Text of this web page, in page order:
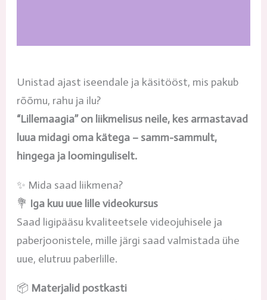
Unistad ajast iseendale ja käsitööst, mis pakub
rõõmu, rahu ja ilu?
“Lillemaagia” on liikmelisus neile, kes armastavad
luua midagi oma kätega – samm-sammult,
hingega ja loominguliselt.
✨ Mida saad liikmena?
💐 Iga kuu uue lille videokursus
Saad ligipääsu kvaliteetsele videojuhisele ja
paberjoonistele, mille järgi saad valmistada ühe
uue, elutruu paberlille.
📦 Materjalid postkasti